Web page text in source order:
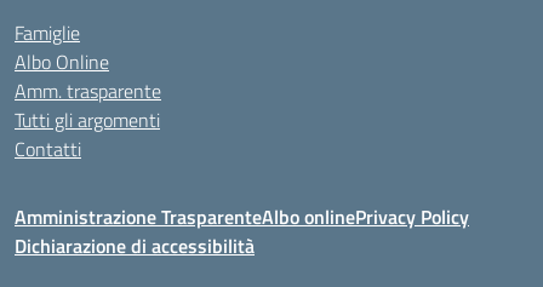
Famiglie
Albo Online
Amm. trasparente
Tutti gli argomenti
Contatti
Amministrazione TrasparenteAlbo onlinePrivacy Policy
Dichiarazione di accessibilità